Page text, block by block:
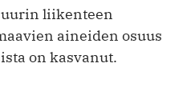
liikenteen
aineiden osuus
on kasvanut.